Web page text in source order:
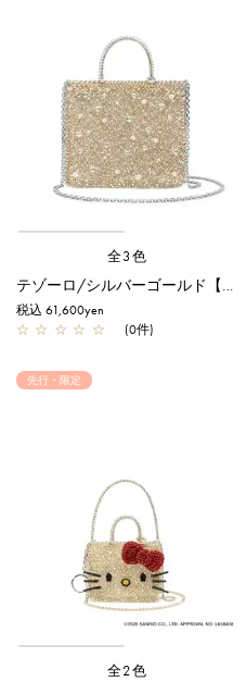
全3色
税込 61,600yen
☆ ☆ ☆ ☆ ☆ (0件)
先行・限定
全2色